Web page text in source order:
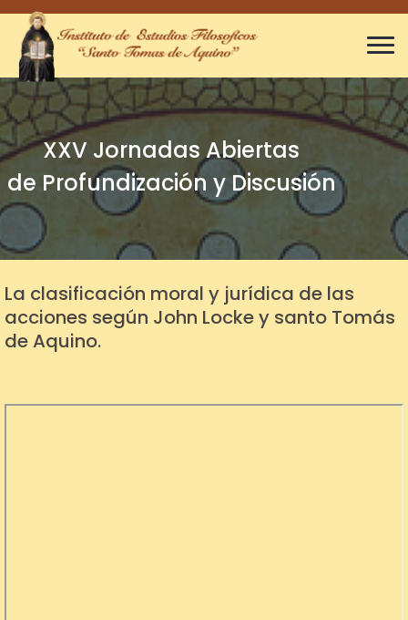
XXV Jornadas Abiertas
de Profundización y Discusión
La clasificación moral y jurídica de las
acciones según John Locke y santo Tomás
de Aquino.